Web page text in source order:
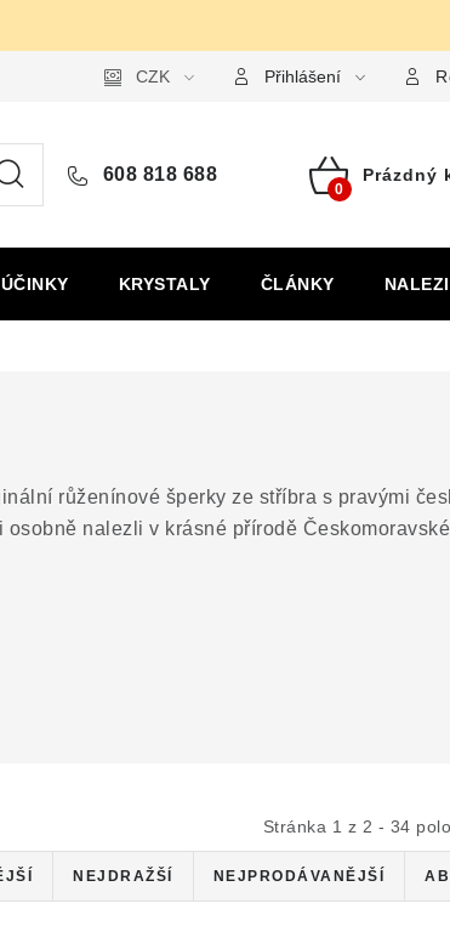
Formulář pro uplatnění reklamace
CZK Přihlášení
608 818 688
Nákupní
Prázdný
ÚČINKY KRYSTALY ČLÁNKY
růženínové šperky ze stříbra s pravými
nalezli v krásné přírodě Českomoravské
Stránka 1 z 2 - 34
NEJDRAŽŠÍ NEJPRODÁVANĚJŠÍ